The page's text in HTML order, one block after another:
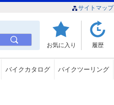
サイトマップ
お気に入り 履歴
バイクカタログ バイクツーリング